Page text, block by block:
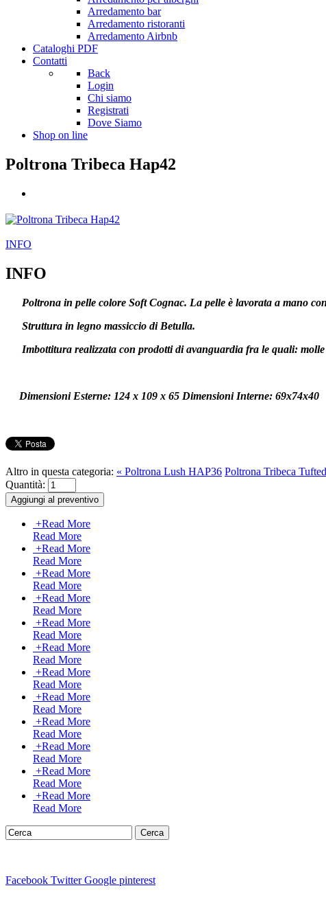
Arredamento bar
Arredamento ristoranti
Arredamento Airbnb
Cataloghi PDF
Contatti
Back
Login
Chi siamo
Registrati
Dove Siamo
Shop on line
Poltrona Tribeca Hap42
INFO
INFO
Poltrona in pelle colore Soft Cognac. La pelle è lavorata a mano
Struttura in legno massiccio di Betulla.
Imbottitura realizzata con prodotti di avanguardia fra le quali: molle
Dimensioni Esterne: 124 x 109 x 65 Dimensioni Interne: 69x74x40
Altro in questa categoria: « Poltrona Lush HAP36 Poltrona Tribeca
Quantità:
+Read More
Read More
+Read More
Read More
+Read More
Read More
+Read More
Read More
+Read More
Read More
+Read More
Read More
+Read More
Read More
+Read More
Read More
+Read More
Read More
+Read More
Read More
+Read More
Read More
+Read More
Read More
Facebook Twitter Google pinterest